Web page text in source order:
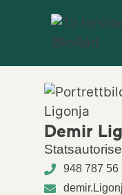
Demir
948 787 56